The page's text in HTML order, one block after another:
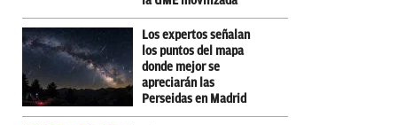
Los expertos señalan
los puntos del mapa
donde mejor se
apreciarán las
Perseidas en Madrid